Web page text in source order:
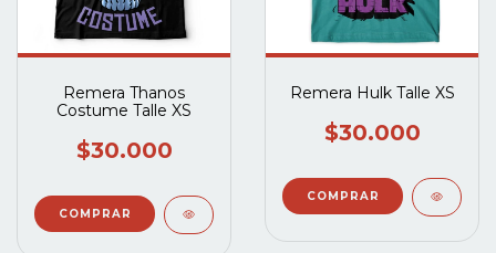
Remera Thanos
Costume Talle XS
$30.000
Remera Hulk Talle XS
$30.000